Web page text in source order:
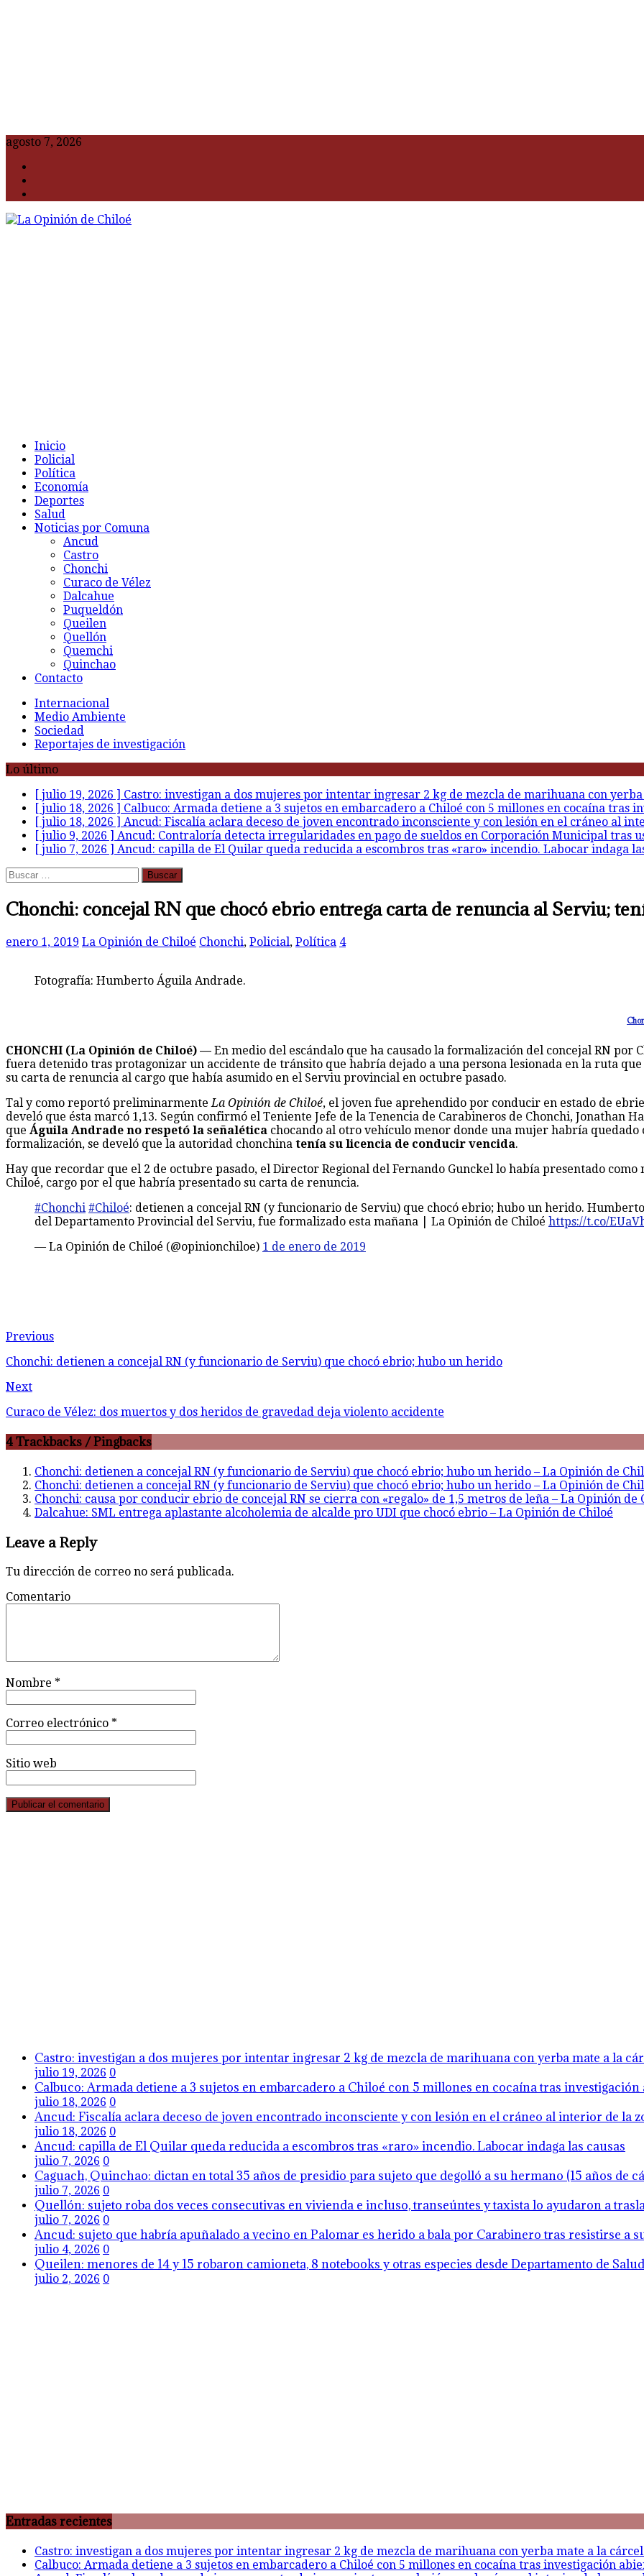
agosto 7, 2026
Inicio
Policial
Política
Economía
Deportes
Salud
Noticias por Comuna
Ancud
Castro
Chonchi
Curaco de Vélez
Dalcahue
Puqueldón
Queilen
Quellón
Quemchi
Quinchao
Contacto
Internacional
Medio Ambiente
Sociedad
Reportajes de investigación
Lo último
[ julio 19, 2026 ] Castro: investigan a dos mujeres por intentar ingresar 2 kg de mezcla de marihuana con
[ julio 18, 2026 ] Calbuco: Armada detiene a 3 sujetos en embarcadero a Chiloé con 5 millones en cocaína tras
[ julio 18, 2026 ] Ancud: Fiscalía aclara deceso de joven encontrado inconsciente y con lesión en el cráneo al
[ julio 9, 2026 ] Ancud: Contraloría detecta irregularidades en pago de sueldos en Corporación Municipal tras
[ julio 7, 2026 ] Ancud: capilla de El Quilar queda reducida a escombros tras «raro» incendio. Labocar indaga
Buscar:
Chonchi: concejal RN que chocó ebrio entrega carta de renuncia al Serviu;
enero 1, 2019 La Opinión de Chiloé Chonchi, Policial, Política 4
Fotografía: Humberto Águila Andrade.
CHONCHI (La Opinión de Chiloé) — En medio del escándalo que ha causado la formalización del concejal RN
fuera detenido tras protagonizar un accidente de tránsito que habría dejado a una persona lesionada en la ruta
su carta de renuncia al cargo que había asumido en el Serviu provincial en octubre pasado.
Tal y como reportó preliminarmente La Opinión de Chiloé, el joven fue aprehendido por conducir en estado de
develó que ésta marcó 1,13. Según confirmó el Teniente Jefe de la Tenencia de Carabineros de Chonchi, Jonathan
que Águila Andrade no respetó la señalética chocando al otro vehículo menor donde una mujer habría quedado
formalización, se develó que la autoridad chonchina tenía su licencia de conducir vencida.
Hay que recordar que el 2 de octubre pasado, el Director Regional del Fernando Gunckel lo había presentado
Chiloé, cargo por el que habría presentado su carta de renuncia.
#Chonchi #Chiloé: detienen a concejal RN (y funcionario de Serviu) que chocó ebrio; hubo un herido.
del Departamento Provincial del Serviu, fue formalizado esta mañana | La Opinión de Chiloé https://t.co/
— La Opinión de Chiloé (@opinionchiloe) 1 de enero de 2019
Previous
Chonchi: detienen a concejal RN (y funcionario de Serviu) que chocó ebrio; hubo un herido
Next
Curaco de Vélez: dos muertos y dos heridos de gravedad deja violento accidente
4 Trackbacks / Pingbacks
Chonchi: detienen a concejal RN (y funcionario de Serviu) que chocó ebrio; hubo un herido – La Opinión de
Chonchi: detienen a concejal RN (y funcionario de Serviu) que chocó ebrio; hubo un herido – La Opinión de
Chonchi: causa por conducir ebrio de concejal RN se cierra con «regalo» de 1,5 metros de leña – La Opinión de
Dalcahue: SML entrega aplastante alcoholemia de alcalde pro UDI que chocó ebrio – La Opinión de Chiloé
Leave a Reply
Tu dirección de correo no será publicada.
Comentario
Nombre *
Correo electrónico *
Sitio web
Castro: investigan a dos mujeres por intentar ingresar 2 kg de mezcla de marihuana con yerba mate a la
julio 19, 2026 0
Calbuco: Armada detiene a 3 sujetos en embarcadero a Chiloé con 5 millones en cocaína tras investigación
julio 18, 2026 0
Ancud: Fiscalía aclara deceso de joven encontrado inconsciente y con lesión en el cráneo al interior de la
julio 18, 2026 0
Ancud: capilla de El Quilar queda reducida a escombros tras «raro» incendio. Labocar indaga las causas
julio 7, 2026 0
Caguach, Quinchao: dictan en total 35 años de presidio para sujeto que degolló a su hermano (15 años de
julio 7, 2026 0
Quellón: sujeto roba dos veces consecutivas en vivienda e incluso, transeúntes y taxista lo ayudaron a
julio 7, 2026 0
Ancud: sujeto que habría apuñalado a vecino en Palomar es herido a bala por Carabinero tras resistirse a
julio 4, 2026 0
Queilen: menores de 14 y 15 robaron camioneta, 8 notebooks y otras especies desde Departamento de
julio 2, 2026 0
Entradas recientes
Castro: investigan a dos mujeres por intentar ingresar 2 kg de mezcla de marihuana con yerba mate a la
Calbuco: Armada detiene a 3 sujetos en embarcadero a Chiloé con 5 millones en cocaína tras investigación